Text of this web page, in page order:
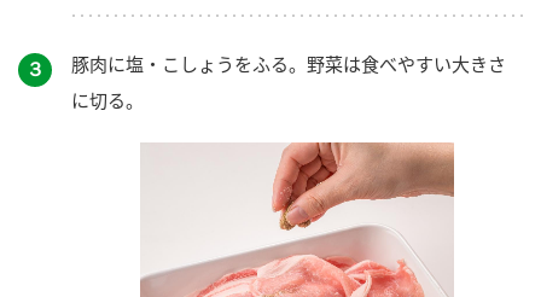
３
豚肉に塩・こしょうをふる。野菜は食べやすい大きさ
に切る。